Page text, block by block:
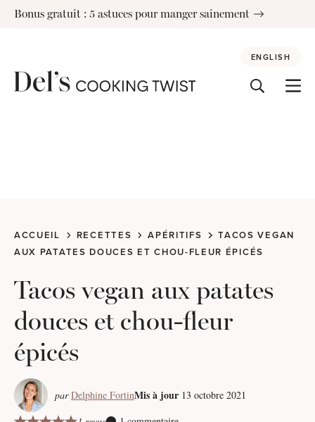
SkipBonus gratuit : 5 astuces pour manger sainement
ENGLISH
ACCUEIL RECETTES APÉRITIFS
TACOS VEGAN
AUX PATATES DOUCES ET CHOU-FLEUR ÉPICÉS
Tacos vegan aux patates
douces et chou-fleur
épicés
par Delphine FortinMis à jour 13 octobre 2021